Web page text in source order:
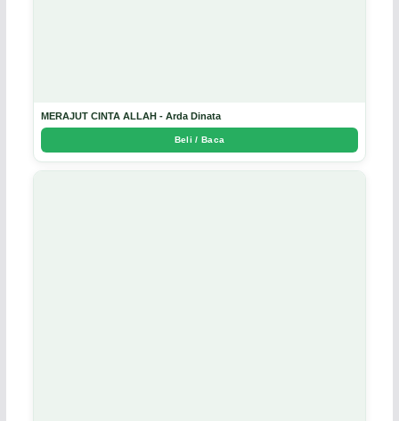
MERAJUT CINTA ALLAH - Arda Dinata
Beli / Baca